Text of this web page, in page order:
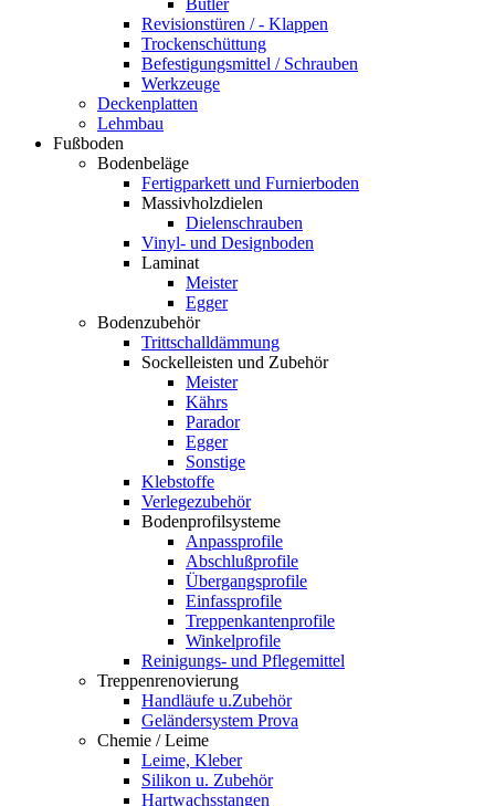
Butler
Revisionstüren / - Klappen
Trockenschüttung
Befestigungsmittel / Schrauben
Werkzeuge
Deckenplatten
Lehmbau
Fußboden
Bodenbeläge
Fertigparkett und Furnierboden
Massivholzdielen
Dielenschrauben
Vinyl- und Designboden
Laminat
Meister
Egger
Bodenzubehör
Trittschalldämmung
Sockelleisten und Zubehör
Meister
Kährs
Parador
Egger
Sonstige
Klebstoffe
Verlegezubehör
Bodenprofilsysteme
Anpassprofile
Abschlußprofile
Übergangsprofile
Einfassprofile
Treppenkantenprofile
Winkelprofile
Reinigungs- und Pflegemittel
Treppenrenovierung
Handläufe u.Zubehör
Geländersystem Prova
Chemie / Leime
Leime, Kleber
Silikon u. Zubehör
Hartwachsstangen